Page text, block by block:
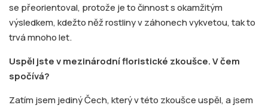
se přeorientoval, protože je to činnost s okamžitým
výsledkem, kdežto něž rostliny v záhonech vykvetou, tak to
trvá mnoho let.
Uspěl jste v mezinárodní floristické zkoušce. V čem
spočívá?
Zatím jsem jediný Čech, který v této zkoušce uspěl, a jsem